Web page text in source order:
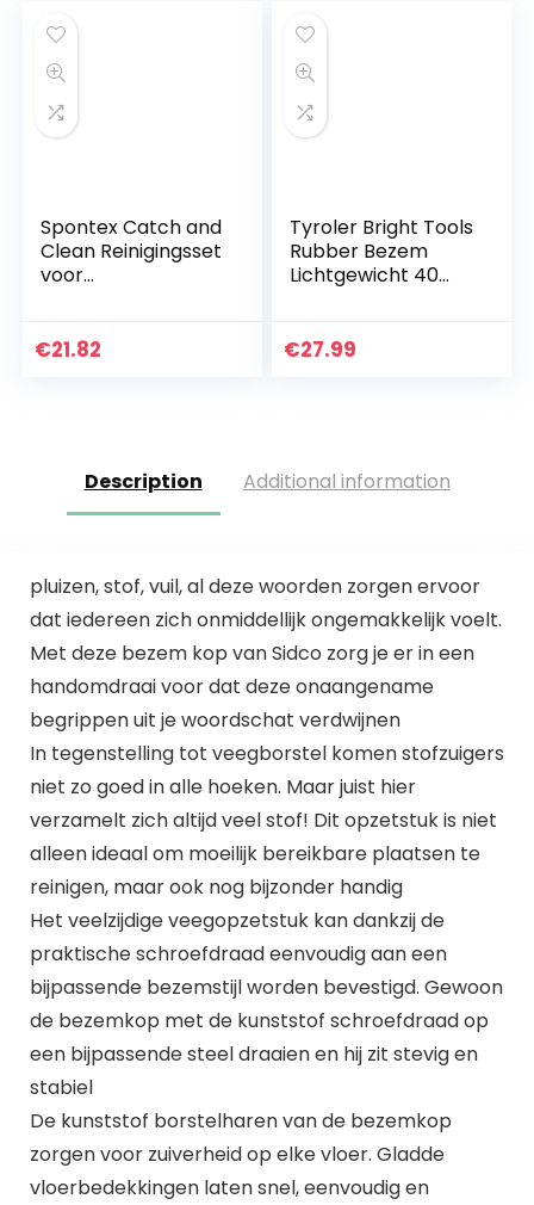
Spontex Catch and
Clean Reinigingsset
voor
rubberen noppen +
€21.82
Tyroler Bright Tools
Rubber Bezem
Lichtgewicht 40
Delige Handgreep
€27.99
Description Additional information
pluizen, stof, vuil, al deze woorden zorgen ervoor
dat iedereen zich onmiddellijk ongemakkelijk voelt.
Met deze bezem kop van Sidco zorg je er in een
handomdraai voor dat deze onaangename
begrippen uit je woordschat verdwijnen
In tegenstelling tot veegborstel komen stofzuigers
niet zo goed in alle hoeken. Maar juist hier
verzamelt zich altijd veel stof! Dit opzetstuk is niet
alleen ideaal om moeilijk bereikbare plaatsen te
reinigen, maar ook nog bijzonder handig
Het veelzijdige veegopzetstuk kan dankzij de
praktische schroefdraad eenvoudig aan een
bijpassende bezemstijl worden bevestigd. Gewoon
de bezemkop met de kunststof schroefdraad op
een bijpassende steel draaien en hij zit stevig en
stabiel
De kunststof borstelharen van de bezemkop
zorgen voor zuiverheid op elke vloer. Gladde
vloerbedekkingen laten snel, eenvoudig en